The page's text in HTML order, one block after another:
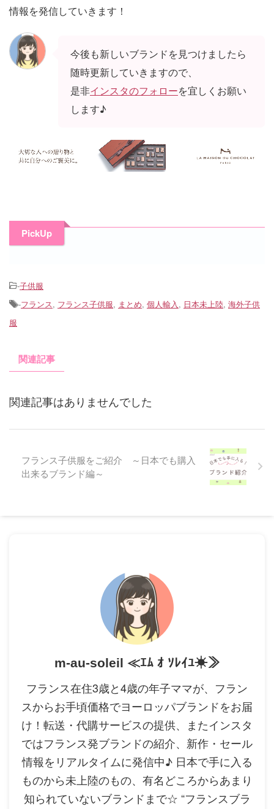
情報を発信していきます！
今後も新しいブランドを見つけましたら
随時更新していきますので、
是非インスタのフォローを宜しくお願い
します♪
PickUp
-子供服
-フランス, フランス子供服, まとめ, 個人輸入 , 日本未上陸, 海外子供
服
関連記事
関連記事はありませんでした
フランス子供服をご紹介 ～日本でも購入
出来るブランド編～
m-au-soleil ≪ｴﾑ ｵ ｿﾚｲﾕ☀≫
フランス在住3歳と4歳の年子ママが、フラン
スからお手頃価格でヨーロッパブランドをお届
け！転送・代購サービスの提供、またインスタ
ではフランス発ブランドの紹介、新作・セール
情報をリアルタイムに発信中♪ 日本で手に入る
ものから未上陸のもの、有名どころからあまり
知られていないブランドまで☆ “フランスブラ